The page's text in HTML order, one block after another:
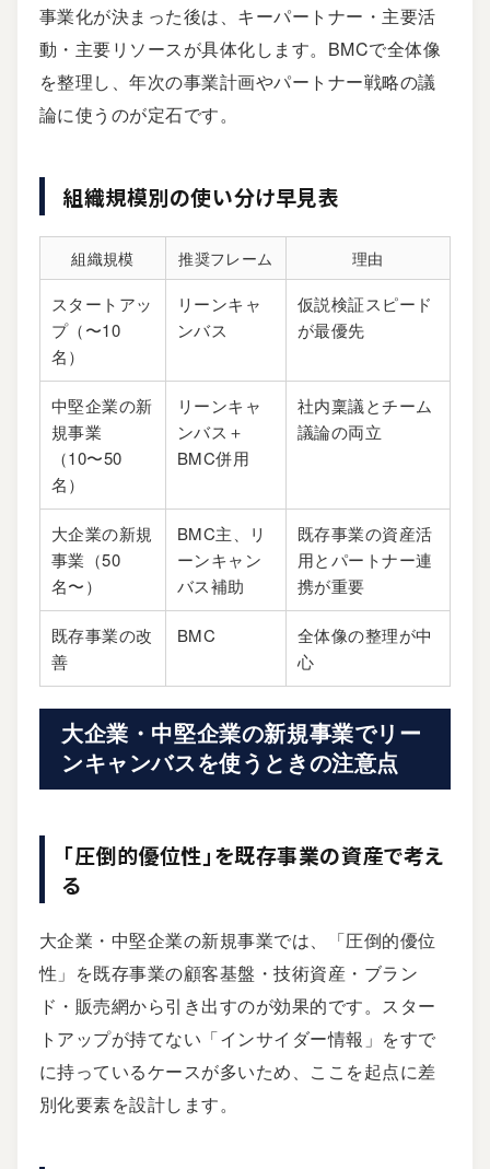
事業化が決まった後は、キーパートナー・主要活
動・主要リソースが具体化します。BMCで全体像
を整理し、年次の事業計画やパートナー戦略の議
論に使うのが定石です。
組織規模別の使い分け早見表
組織規模 推奨フレーム
理由
スタートアッ
プ（〜10
名）
リーンキャ
ンバス
仮説検証スピード
が最優先
中堅企業の新
規事業
（10〜50
名）
リーンキャ
ンバス＋
BMC併用
社内稟議とチーム
議論の両立
大企業の新規
事業（50
名〜）
BMC主、リ
ーンキャン
バス補助
既存事業の資産活
用とパートナー連
携が重要
既存事業の改
善
BMC
全体像の整理が中
心
大企業・中堅企業の新規事業でリー
ンキャンバスを使うときの注意点
「圧倒的優位性」を既存事業の資産で考え
る
大企業・中堅企業の新規事業では、「圧倒的優位
性」を既存事業の顧客基盤・技術資産・ブラン
ド・販売網から引き出すのが効果的です。スター
トアップが持てない「インサイダー情報」をすで
に持っているケースが多いため、ここを起点に差
別化要素を設計します。